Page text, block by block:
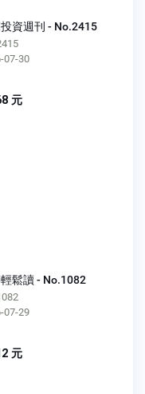
資週刊 - No.2415
07-30
元
鬆讀 - No.1082
07-29
元